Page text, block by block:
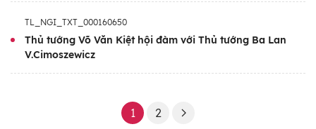
TL_NGI_TXT_000160650
Thủ tướng Võ Văn Kiệt hội đàm với Thủ tướng Ba Lan
V.Cimoszewicz
1 2